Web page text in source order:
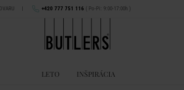
| +420 777 751 116 ( Po-Pi: 9:00-17:00h )
LETO INŠPIRÁCIA